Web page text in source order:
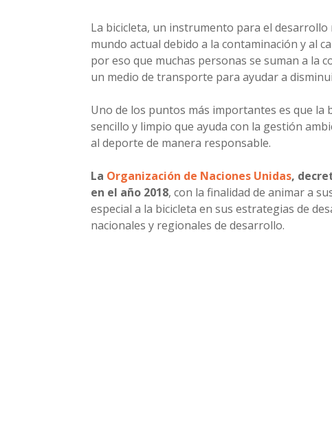
La bicicleta, un instrumento para el desarrollo
mundo actual debido a la contaminación y al
por eso que muchas personas se suman a la
un medio de transporte para ayudar a
Uno de los puntos más importantes es que
sencillo y limpio que ayuda con la gestión
al deporte de manera responsable.
La Organización de Naciones Unidas,
en el año 2018, con la finalidad de animar a
especial a la bicicleta en sus estrategias de
nacionales y regionales de desarrollo.